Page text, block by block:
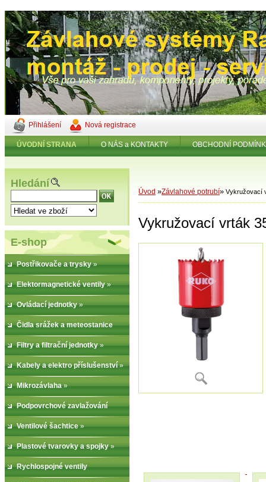
Přihlášení Nová registrace
ÚVODNÍ STRANA O NÁS a KONTAKTY OBCHODNÍ
Hledání
E-shop
Postřikovače a trysky»
Elektormagnetické ventily»
Ovládací jednotky»
Čidla srážek a meteostanice
Filtry a filtrační jednotky»
Kabely a elektro příslušenství»
Mikrozávlaha»
Podpovrchové zavlažování
Ventilové šachtice»
Plastové tvarovky a spojky»
Rychlospojné ventily
Úvod »Závlahové potrubí» Vykružovací
Vykružovací vrták